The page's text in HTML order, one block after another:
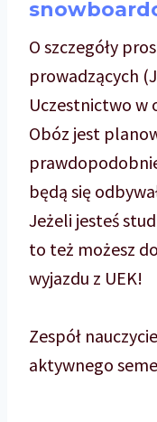
O szczegóły
prowadzących
Uczestnictwo w
Obóz jest
będą się
Jeżeli jesteś
to też możesz
wyjazdu z UEK!
Zespół
aktywnego